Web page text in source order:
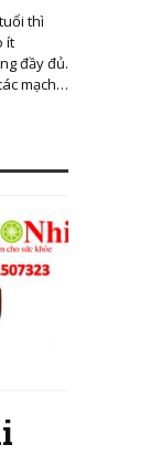
thì
ít
đầy đủ.
mạch…